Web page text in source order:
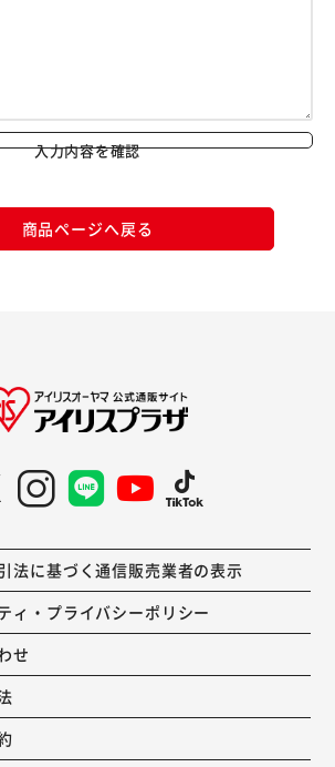
入力内容を確認
商品ページへ戻る
法に基づく通信販売業者の表示
ィ・プライバシーポリシー
せ